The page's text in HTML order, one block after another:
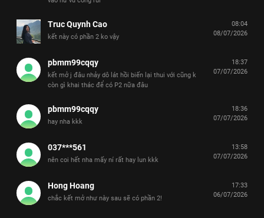
Truc Quynh Cao
kết này có phần 2 ko vậy
08:04
08/07/2026
pbmm99cqqy
kết mở j đâu nhảy dô lát hồi biến lại thui với cũng k
còn gì khai thác để có P2 nữa đâu
18:37
07/07/2026
pbmm99cqqy
hay nha kkk
18:36
07/07/2026
037***561
nên coi hết nha mấy ní rất hay lun kkk
13:58
07/07/2026
Hong Hoang
chắc kết mở như này sau sẽ có phần 2!
17:33
06/07/2026